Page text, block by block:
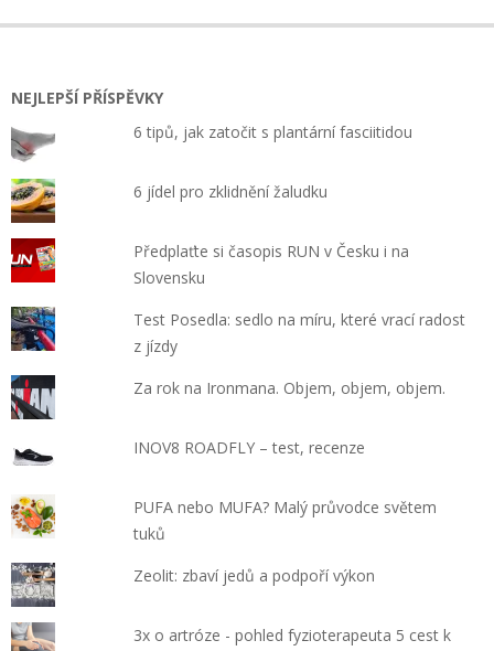
NEJLEPŠÍ PŘÍSPĚVKY
6 tipů, jak zatočit s plantární fasciitidou
6 jídel pro zklidnění žaludku
Předplaťte si časopis RUN v Česku i na
Slovensku
Test Posedla: sedlo na míru, které vrací radost
z jízdy
Za rok na Ironmana. Objem, objem, objem.
INOV8 ROADFLY – test, recenze
PUFA nebo MUFA? Malý průvodce světem
tuků
Zeolit: zbaví jedů a podpoří výkon
3x o artróze - pohled fyzioterapeuta 5 cest k